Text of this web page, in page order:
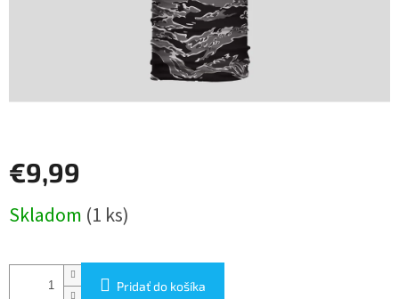
€9,99
cena:
Skladom (1 ks)
Pridať do košíka